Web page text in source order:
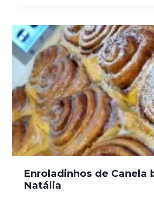
Enroladinhos de Canela
Natália